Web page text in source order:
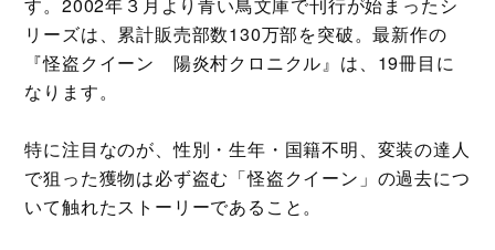
す。2002年３月より青い鳥文庫で刊行が始まったシ
リーズは、累計販売部数130万部を突破。最新作の
『怪盗クイーン 陽炎村クロニクル』は、19冊目に
なります。
特に注目なのが、性別・生年・国籍不明、変装の達人
で狙った獲物は必ず盗む「怪盗クイーン」の過去につ
いて触れたストーリーであること。